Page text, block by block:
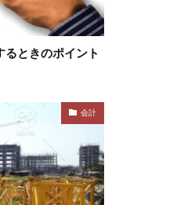
るときのポイント
会計